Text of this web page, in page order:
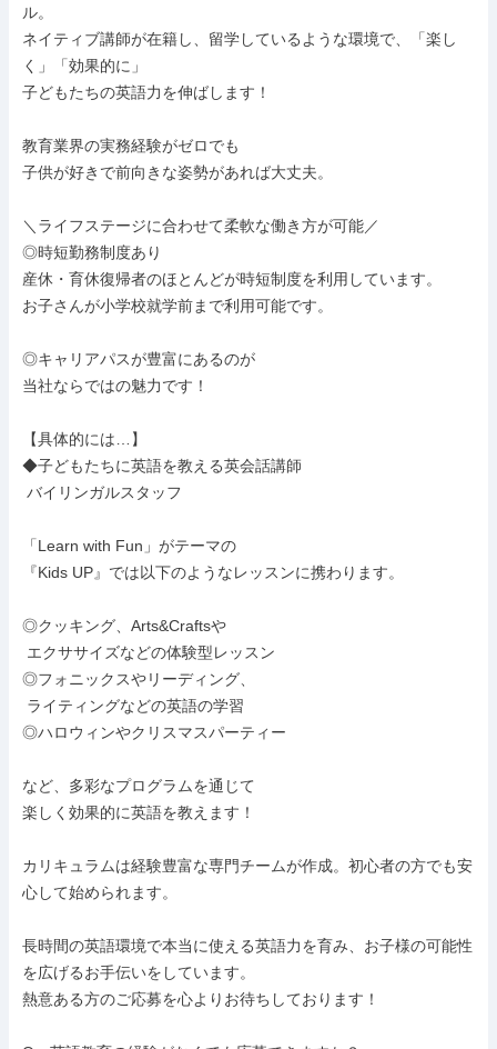
ル。
ネイティブ講師が在籍し、留学しているような環境で、「楽し
く」「効果的に」
子どもたちの英語力を伸ばします！
教育業界の実務経験がゼロでも
子供が好きで前向きな姿勢があれば大丈夫。
＼ライフステージに合わせて柔軟な働き方が可能／
◎時短勤務制度あり
産休・育休復帰者のほとんどが時短制度を利用しています。
お子さんが小学校就学前まで利用可能です。
◎キャリアパスが豊富にあるのが
当社ならではの魅力です！
【具体的には…】
◆子どもたちに英語を教える英会話講師
「Learn with Fun」がテーマの
『Kids UP』では以下のようなレッスンに携わります。
◎クッキング、Arts&Craftsや
◎フォニックスやリーディング、
◎ハロウィンやクリスマスパーティー
など、多彩なプログラムを通じて
楽しく効果的に英語を教えます！
カリキュラムは経験豊富な専門チームが作成。初心者の方でも安
心して始められます。
長時間の英語環境で本当に使える英語力を育み、お子様の可能性
を広げるお手伝いをしています。
熱意ある方のご応募を心よりお待ちしております！